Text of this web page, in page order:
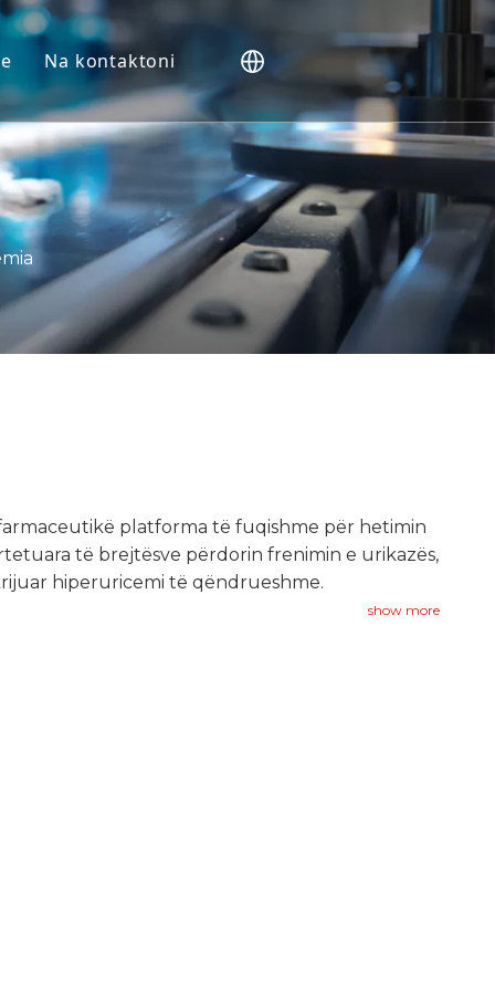
Na kontaktoni
platforma të fuqishme për hetimin
të brejtësve përdorin frenimin e urikazës,
hiperuricemi të qëndrueshme.
show more